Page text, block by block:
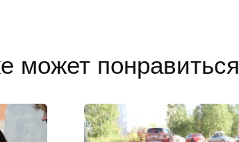
может понравиться